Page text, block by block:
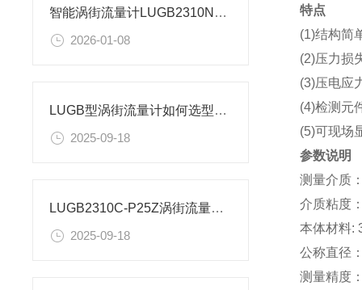
智能涡街流量计LUGB2310NT1-120Y-10工作参数
2026-01-08
LUGB型涡街流量计如何选型?DZGB2310NT1-120Y-10涡街流量计举例说解
2025-09-18
LUGB2310C-P25Z涡街流量计抗模式操作
2025-09-18
特点
(1)结构简
(2)压力损
(3)压电应
(4)检测元
(5)可现场
参数说明
测量介质
介质粘度
本体材料
公称直径
测量精度